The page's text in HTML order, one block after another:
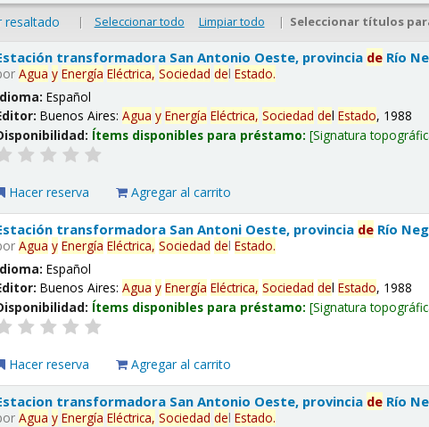
resaltado | Seleccionar todo Limpiar todo | Seleccionar títulos
transformadora San Antonio Oeste, provincia de Río
Agua y Energía Eléctrica, Sociedad delEstado.
Español
Buenos Aires:Agua y Energía Eléctrica, Sociedad delEstado, 1988
Ítems disponibles para préstamo: Signatura
Hacer reserva Agregar al carrito
transformadora San Antoni Oeste, provincia de Río
Agua y Energía Eléctrica, Sociedad delEstado.
Español
Buenos Aires:Agua y Energía Eléctrica, Sociedad delEstado, 1988
Ítems disponibles para préstamo: Signatura
Hacer reserva Agregar al carrito
transformadora San Antonio Oeste, provincia de Río
Agua y Energía Eléctrica, Sociedad delEstado.